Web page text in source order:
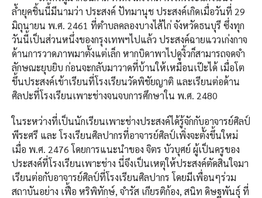
ล้ำยุคชิ้นนี้มีนามว่า ประสงค์ ปัทมานุช ประสงค์เกิดเมื่อวันที่ 29
มิถุนายน พ.ศ. 2461 ที่ตำบลคลองบางไส้ไก่ จังหวัดธนบุรี ซึ่งทุก
วันนี้เป็นส่วนหนึ่งของกรุงเทพฯไปแล้ว ประสงค์ฉายแววเก่งกาจ
ด้านการวาดภาพมาตั้งแต่เล็ก หากบิดาพาไปดูงิ้วก็สามารถจดจำ
ลักษณะยุบยิบ ก่อนจะกลับมาวาดที่บ้านให้เหมือนเป๊ะได้ เมื่อโต
ขึ้นประสงค์เข้าเรียนที่โรงเรียนวัดพิชัยญาติ และเรียนต่อด้าน
ศิลปะที่โรงเรียนเพาะช่างจนจบการศึกษาใน พ.ศ. 2480
ในระหว่างที่เป็นนักเรียนเพาะช่างประสงค์ได้รู้จักกับอาจารย์ศิลป์
พีระศรี และ โรงเรียนศิลปากรที่อาจารย์ศิลป์เพิ่งจะตั้งขึ้นใหม่
เมื่อ พ.ศ. 2476 โดยการแนะนำของ จิตร บัวบุศย์ ผู้เป็นครูของ
ประสงค์ที่โรงเรียนเพาะช่าง นี่จึงเป็นเหตุให้ประสงค์ตัดสินใจมา
เรียนต่อกับอาจารย์ศิลป์ที่โรงเรียนศิลปากร โดยมีเพื่อนๆร่วม
สถาบันอย่าง เฟื้อ หริพิทักษ์, จำรัส เกียรติก้อง, สนิท ดิษฐพันธุ์ ที่